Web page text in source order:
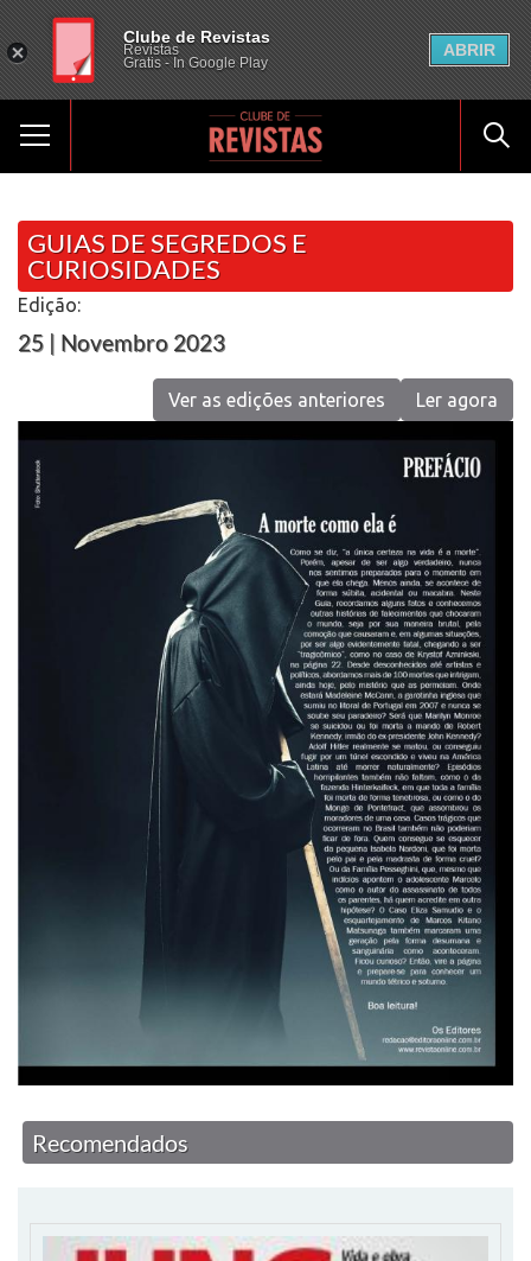
GUIAS DE SEGREDOS E
CURIOSIDADES
Edição:
25 | Novembro 2023
Ler agora
Ver as edições anteriores
Recomendados
Clube de Revistas
Revistas
Gratis - In Google Play
ABRIR